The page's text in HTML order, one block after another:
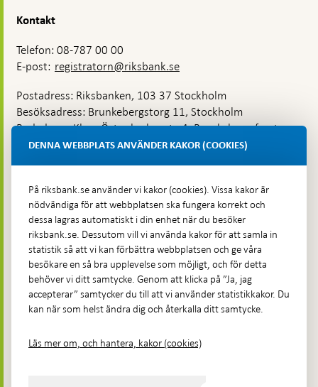
Kontakt
Telefon: 08-787 00 00
E-post: registratorn@riksbank.se
Postadress: Riksbanken, 103 37 Stockholm
Besöksadress: Brunkebergstorg 11, Stockholm
Budadress: Klara Östra kyrkogata 4, Brunkebergsfaret,
Lastplats 6
Hitta direkt
Frågor och svar-
Öppnas
i
ny
flik
Till Riksbankens webbarkiv-
Öppnas
i
ny
Presskontakt
Integritetspolicy
DENNA WEBBPLATS ANVÄNDER KAKOR (COOKIES)
På riksbank.se använder vi kakor (cookies). Vissa kakor är
nödvändiga för att webbplatsen ska fungera korrekt och
dessa lagras automatiskt i din enhet när du besöker
riksbank.se. Dessutom vill vi använda kakor för att samla in
statistik så att vi kan förbättra webbplatsen och ge våra
besökare en så bra upplevelse som möjligt, och för detta
behöver vi ditt samtycke. Genom att klicka på ”Ja, jag
accepterar” samtycker du till att vi använder statistikkakor. Du
kan när som helst ändra dig och återkalla ditt samtycke.
Läs mer om, och hantera, kakor (cookies)